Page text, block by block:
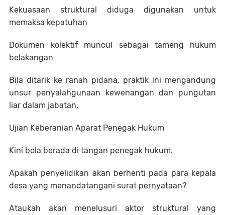
Kekuasaan struktural diduga digunakan untuk
memaksa kepatuhan
Dokumen kolektif muncul sebagai tameng hukum
belakangan
Bila ditarik ke ranah pidana, praktik ini mengandung
unsur penyalahgunaan kewenangan dan pungutan
liar dalam jabatan.
Ujian Keberanian Aparat Penegak Hukum
Kini bola berada di tangan penegak hukum.
Apakah penyelidikan akan berhenti pada para kepala
desa yang menandatangani surat pernyataan?
Ataukah akan menelusuri aktor struktural yang